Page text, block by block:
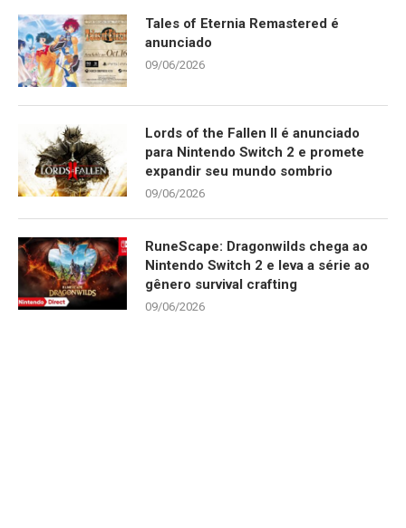
Tales of Eternia Remastered é
anunciado
09/06/2026
Lords of the Fallen II é anunciado
para Nintendo Switch 2 e promete
expandir seu mundo sombrio
09/06/2026
RuneScape: Dragonwilds chega ao
Nintendo Switch 2 e leva a série ao
gênero survival crafting
09/06/2026